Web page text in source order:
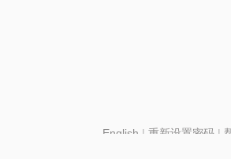
English | 重新设置密码|